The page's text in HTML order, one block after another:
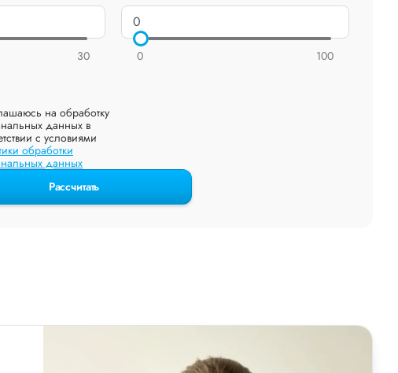
30 0 100
на обработку
данных в
с условиями
обработки
данных
Рассчитать